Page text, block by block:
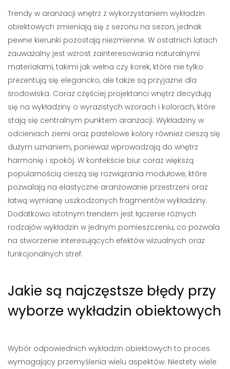
Trendy w aranżacji wnętrz z wykorzystaniem wykładzin
obiektowych zmieniają się z sezonu na sezon, jednak
pewne kierunki pozostają niezmienne. W ostatnich latach
zauważalny jest wzrost zainteresowania naturalnymi
materiałami, takimi jak wełna czy korek, które nie tylko
prezentują się elegancko, ale także są przyjazne dla
środowiska. Coraz częściej projektanci wnętrz decydują
się na wykładziny o wyrazistych wzorach i kolorach, które
stają się centralnym punktem aranżacji. Wykładziny w
odcieniach ziemi oraz pastelowe kolory również cieszą się
dużym uznaniem, ponieważ wprowadzają do wnętrz
harmonię i spokój. W kontekście biur coraz większą
popularnością cieszą się rozwiązania modułowe, które
pozwalają na elastyczne aranżowanie przestrzeni oraz
łatwą wymianę uszkodzonych fragmentów wykładziny.
Dodatkowo istotnym trendem jest łączenie różnych
rodzajów wykładzin w jednym pomieszczeniu, co pozwala
na stworzenie interesujących efektów wizualnych oraz
funkcjonalnych stref.
Jakie są najczęstsze błędy przy
wyborze wykładzin obiektowych
Wybór odpowiednich wykładzin obiektowych to proces
wymagający przemyślenia wielu aspektów. Niestety wiele